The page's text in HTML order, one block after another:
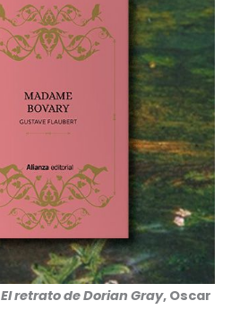
El retrato de Dorian Gray, Oscar